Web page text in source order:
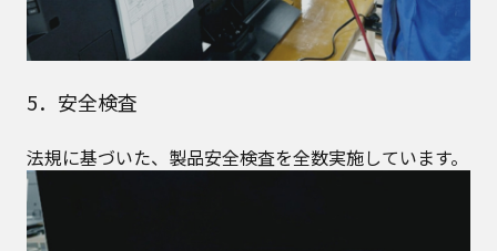
5．安全検査
法規に基づいた、製品安全検査を全数実施しています。